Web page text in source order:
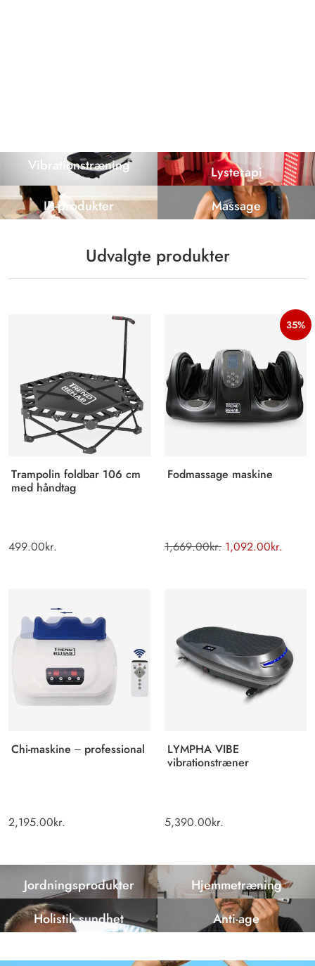
Vibrationstræning
Lysterapi
IR-produkter
Massage
Udvalgte produkter
Trampolin foldbar 106 cm
med håndtag
499.00kr.
35%
Fodmassage maskine
1,669.00kr. 1,092.00kr.
Chi-maskine – professional
2,195.00kr.
LYMPHA VIBE
vibrationstræner
5,390.00kr.
Jordningsprodukter
Hjemmetræning
Holistik sundhet
Anti-age